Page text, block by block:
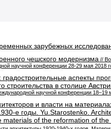
зарубежных
чешского модернизма //
научной конференции 28-29 мая 2018
аспекты
строительства в столице
научной конференции 18–19
и власти на
е годы. Yu.Starostenko.
materials of the reformation of